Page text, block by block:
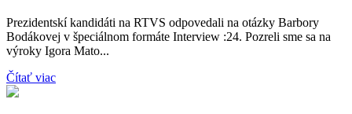
Prezidentskí kandidáti na RTVS odpovedali na otázky Barbory
Bodákovej v špeciálnom formáte Interview :24. Pozreli sme sa na
výroky Igora Mato...
Čítať viac